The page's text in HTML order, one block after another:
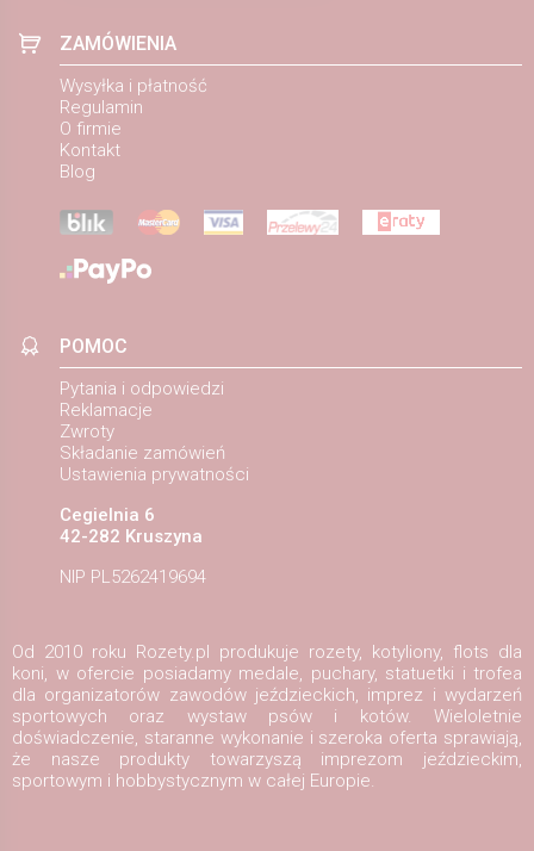
ZAMÓWIENIA
Wysyłka i płatność
Regulamin
O firmie
Kontakt
Blog
POMOC
Pytania i odpowiedzi
Reklamacje
Zwroty
Składanie zamówień
Ustawienia prywatności
Cegielnia 6
42-282 Kruszyna
NIP PL5262419694
Od 2010 roku Rozety.pl produkuje rozety, kotyliony, flots dla
koni, w ofercie posiadamy medale, puchary, statuetki i trofea
dla organizatorów zawodów jeździeckich, imprez i wydarzeń
sportowych oraz wystaw psów i kotów. Wieloletnie
doświadczenie, staranne wykonanie i szeroka oferta sprawiają,
że nasze produkty towarzyszą imprezom jeździeckim,
sportowym i hobbystycznym w całej Europie.